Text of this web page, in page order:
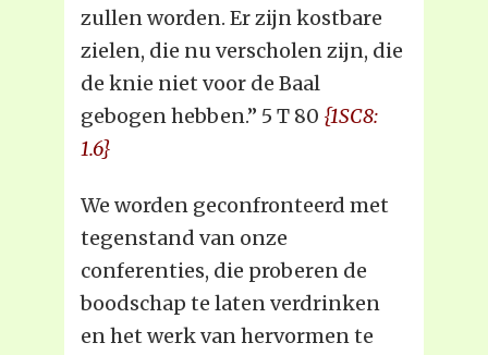
zullen worden. Er zijn kostbare
zielen, die nu verscholen zijn, die
de knie niet voor de Baal
gebogen hebben.” 5 T 80 {1SC8:
1.6}
We worden geconfronteerd met
tegenstand van onze
conferenties, die proberen de
boodschap te laten verdrinken
en het werk van hervormen te